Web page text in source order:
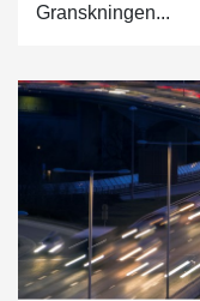
Granskningen...